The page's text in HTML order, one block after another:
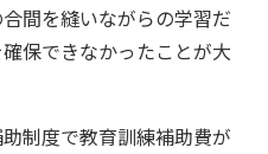
間を縫いながらの学習だ
保できなかったことが大
制度で教育訓練補助費が